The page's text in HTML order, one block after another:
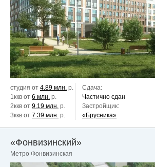
студия от 4.89 млн. р.
1ккв от 6 млн. р.
2ккв от 9.19 млн. р.
3ккв от 7.39 млн. р.
Сдача:
Частично сдан
Застройщик:
«Брусника»
«Фонвизинский»
Метро Фонвизинская